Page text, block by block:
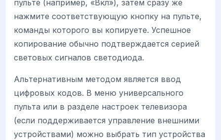
пульте (например, «Вкл»), затем сразу же
нажмите соответствующую кнопку на пульте,
команды которого вы копируете. Успешное
копирование обычно подтверждается серией
световых сигналов светодиода.
Альтернативным методом является ввод
цифровых кодов. В меню универсального
пульта или в разделе настроек телевизора
(если поддерживается управление внешними
устройствами) можно выбрать тип устройства